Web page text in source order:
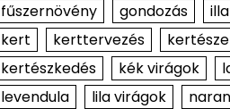
fűszernövény
gondozás
kert
kerttervezés
kertészkedés
kék virágok
levendula
lila virágok